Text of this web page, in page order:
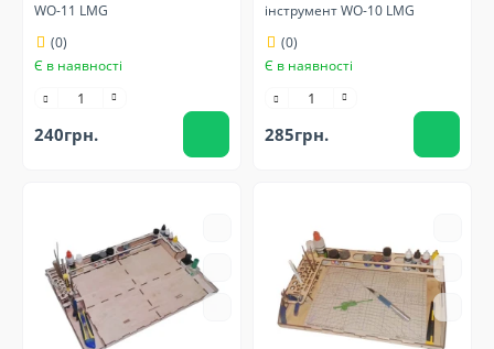
WO-11 LMG
(0)
Є в наявності
240грн.
інструмент WO-10 LMG
(0)
Є в наявності
285грн.